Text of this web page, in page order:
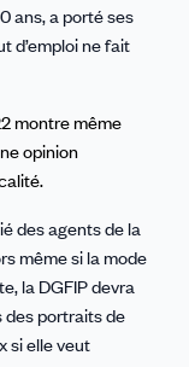
ans, a porté ses
d’emploi ne fait
montre même
opinion
des agents de la
même si la mode
la DGFIP devra
des portraits de
si elle veut